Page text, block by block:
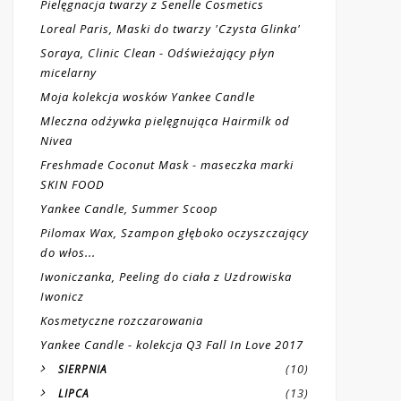
Pielęgnacja twarzy z Senelle Cosmetics
Loreal Paris, Maski do twarzy 'Czysta Glinka'
Soraya, Clinic Clean - Odświeżający płyn
micelarny
Moja kolekcja wosków Yankee Candle
Mleczna odżywka pielęgnująca Hairmilk od
Nivea
Freshmade Coconut Mask - maseczka marki
SKIN FOOD
Yankee Candle, Summer Scoop
Pilomax Wax, Szampon głęboko oczyszczający
do włos...
Iwoniczanka, Peeling do ciała z Uzdrowiska
Iwonicz
Kosmetyczne rozczarowania
Yankee Candle - kolekcja Q3 Fall In Love 2017
SIERPNIA (10)
LIPCA (13)